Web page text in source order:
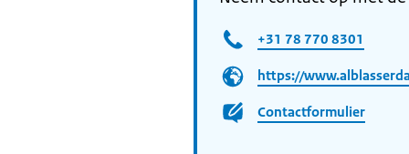
+31 78 770 8301
https://
Contactformulier